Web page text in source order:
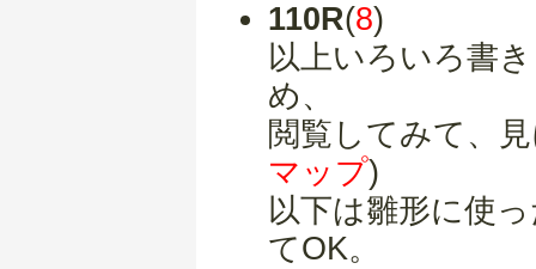
110R(8)
以上いろいろ書
め、
閲覧してみて、
マップ)
以下は雛形に使
てOK。